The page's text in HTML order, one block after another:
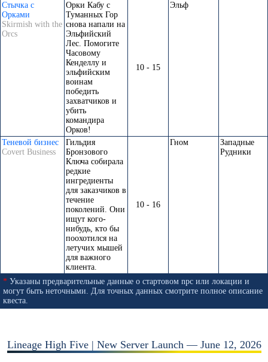
Стычка с
Орками
Skirmish with the
Orcs
Орки Кабу с
Туманных Гор
снова напали на
Эльфийский
Лес. Помогите
Часовому
Кенделлу и
эльфийским
воинам
победить
захватчиков и
убить
командира
Орков!
10 - 15
Эльф
Теневой бизнес
Covert Business
Гильдия
Бронзового
Ключа собирала
редкие
ингредиенты
для заказчиков в
течение
поколений. Они
ищут кого-
нибудь, кто бы
поохотился на
летучих мышей
для важного
клиента.
10 - 16
Гном
Западные
Рудники
* Указаны предварительные данные о стартовом npc или локации и
могут быть неточными. Для точных данных смотрите полное описание
квеста.
Lineage High Five | New Server Launch — June 12, 2026